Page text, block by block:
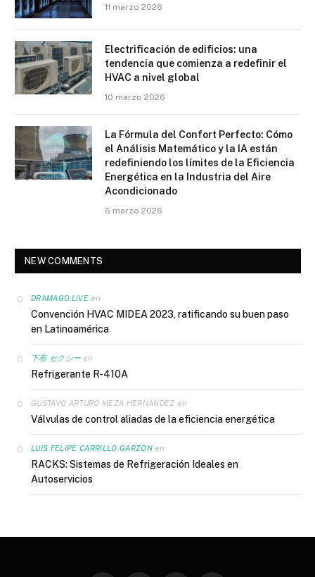
11 marzo 2026
Electrificación de edificios: una
tendencia que comienza a redefinir el
HVAC a nivel global
10 marzo 2026
La Fórmula del Confort Perfecto: Cómo
el Análisis Matemático y la IA están
redefiniendo los límites de la Eficiencia
Energética en la Industria del Aire
Acondicionado
6 marzo 2026
NEW COMMENTS
DRAMAGO.LIVEen
Convención HVAC MIDEA 2023, ratificando su buen paso
en Latinoamérica
下着 セクシー en
Refrigerante R-410A
GUSTAVO ARTURO MEZA HERNÁNDEZ en
Válvulas de control aliadas de la eficiencia energética
LUIS FELIPE CARRILLO GARZONen
RACKS: Sistemas de Refrigeración Ideales en
Autoservicios